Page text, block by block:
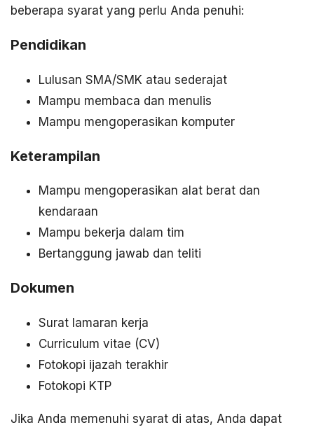
beberapa syarat yang perlu Anda penuhi:
Pendidikan
Lulusan SMA/SMK atau sederajat
Mampu membaca dan menulis
Mampu mengoperasikan komputer
Keterampilan
Mampu mengoperasikan alat berat dan
kendaraan
Mampu bekerja dalam tim
Bertanggung jawab dan teliti
Dokumen
Surat lamaran kerja
Curriculum vitae (CV)
Fotokopi ijazah terakhir
Fotokopi KTP
Jika Anda memenuhi syarat di atas, Anda dapat